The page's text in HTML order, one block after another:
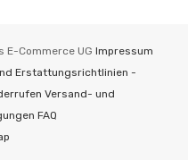
E-Commerce UG Impressum
Erstattungsrichtlinien -
Versand- und
FAQ